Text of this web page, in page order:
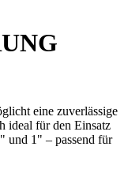
eine zuver­lässige
ideal für den Einsatz
und 1" – passend für